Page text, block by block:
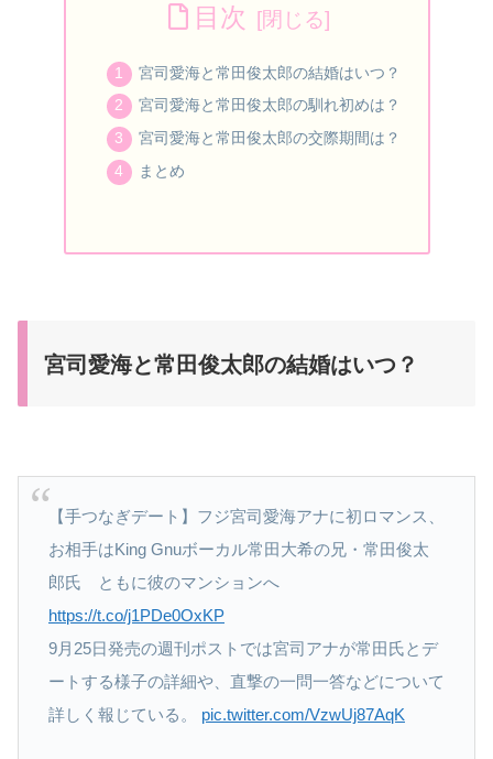
目次
宮司愛海と常田俊太郎の結婚はいつ？
宮司愛海と常田俊太郎の馴れ初めは？
宮司愛海と常田俊太郎の交際期間は？
まとめ
宮司愛海と常田俊太郎の結婚はいつ？
【手つなぎデート】フジ宮司愛海アナに初ロマンス、
お相手はKing Gnuボーカル常田大希の兄・常田俊太
郎氏 ともに彼のマンションへ
https://t.co/j1PDe0OxKP
9月25日発売の週刊ポストでは宮司アナが常田氏とデ
ートする様子の詳細や、直撃の一問一答などについて
詳しく報じている。 pic.twitter.com/VzwUj87AqK